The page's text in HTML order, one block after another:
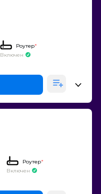
Роутер*
Включен
Роутер*
Включен